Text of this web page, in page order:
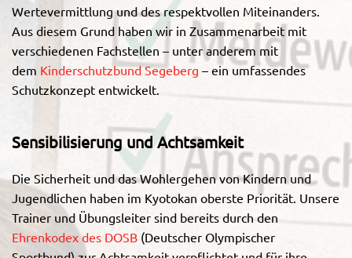
Wertevermittlung und des respektvollen Miteinanders.
Aus diesem Grund haben wir in Zusammenarbeit mit
verschiedenen Fachstellen – unter anderem mit
dem Kinderschutzbund Segeberg – ein umfassendes
Schutzkonzept entwickelt.
Sensibilisierung und Achtsamkeit
Die Sicherheit und das Wohlergehen von Kindern und
Jugendlichen haben im Kyotokan oberste Priorität. Unsere
Trainer und Übungsleiter sind bereits durch den
Ehrenkodex des DOSB (Deutscher Olympischer